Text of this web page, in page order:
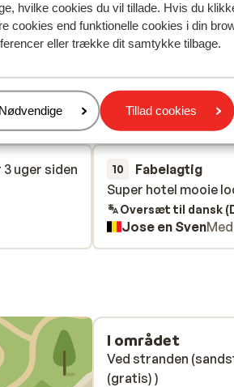
hvilke cookies du vil tillade. Hvis du
cookies end funktionelle cookies i din
eller trække dit samtykke tilbage.
Administrer
Nødvendige Tillad cookies
afspejler deres oplevelser med
uger siden
10 Fabelagtig
Super hotel mooie
Super hotel mooie
Oversæt til dansk
Jose en Sven
I området
Ved stranden
(gratis) )